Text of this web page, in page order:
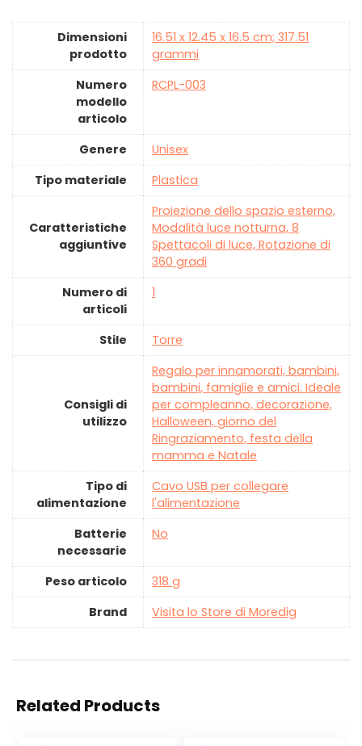
Dimensioni
prodotto
‎16.51 x 12.45 x 16.5 cm; 317.51
grammi
Numero
modello
articolo
‎RCPL-003
Genere
‎Unisex
Tipo materiale
‎Plastica
Caratteristiche
aggiuntive
‎Proiezione dello spazio esterno,
Modalità luce notturna, 8
Spettacoli di luce, Rotazione di
360 gradi
Numero di
articoli
‎1
Stile ‎Torre
Consigli di
utilizzo
‎Regalo per innamorati, bambini,
bambini, famiglie e amici. Ideale
per compleanno, decorazione,
Halloween, giorno del
Ringraziamento, festa della
mamma e Natale
Tipo di
alimentazione
‎Cavo USB per collegare
l'alimentazione
Batterie
necessarie
‎No
Peso articolo
‎318 g
Brand
Visita lo Store di Moredig
Related Products